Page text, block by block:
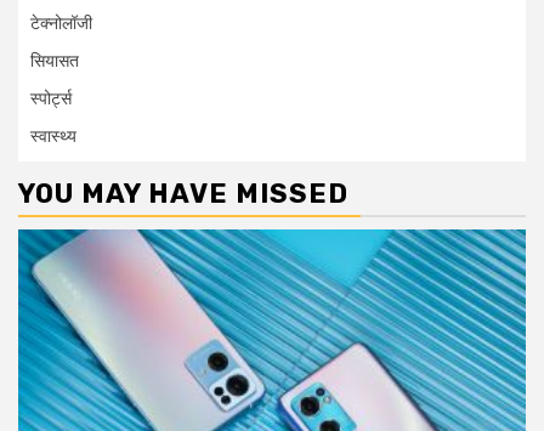
टेक्नोलॉजी
सियासत
स्पोर्ट्स
स्वास्थ्य
YOU MAY HAVE MISSED